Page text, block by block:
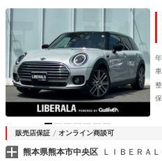
５／６／７ディーラー整備記
パワーシート シートヒーター
Ｐホイル ユアーズエンブレム
販売店保証 オンライン商談可
熊本県熊本市中央区 ＬＩＢＥＲＡ